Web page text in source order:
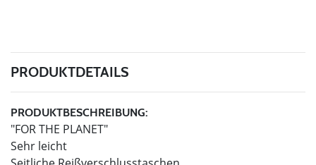
PRODUKTDETAILS
PRODUKTBESCHREIBUNG:
"FOR THE PLANET"
Sehr leicht